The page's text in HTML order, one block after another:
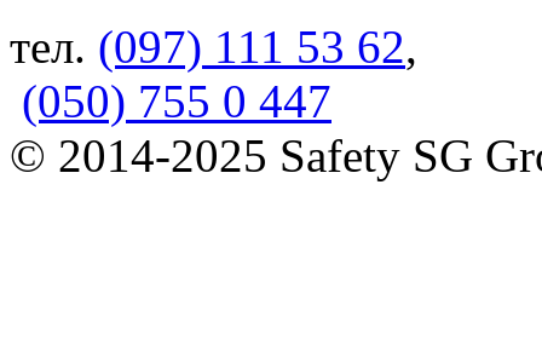
тел. (097) 111 53 62,
(050) 755 0 447
© 2014-2025 Safety SG